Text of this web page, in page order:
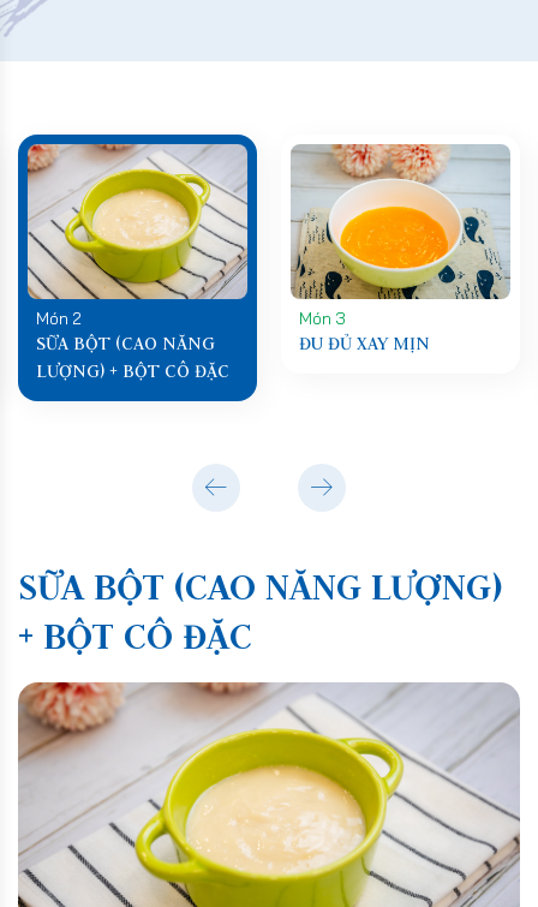
Món 2
SỮA BỘT (CAO NĂNG
LƯỢNG) + BỘT CÔ ĐẶC
Món 3
ĐU ĐỦ XAY MỊN
SỮA BỘT (CAO NĂNG LƯỢNG)
+ BỘT CÔ ĐẶC